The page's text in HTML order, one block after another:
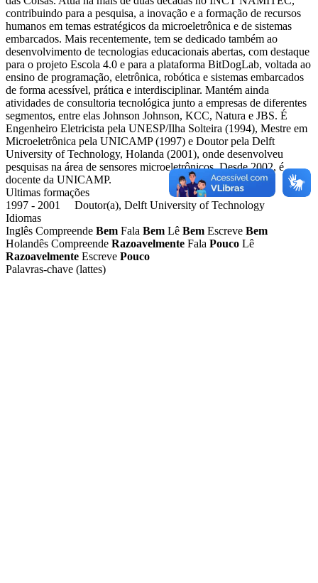
contribuindo para a pesquisa, a inovação e a formação de recursos
humanos em temas estratégicos da microeletrônica e de sistemas
embarcados. Mais recentemente, tem se dedicado também ao
desenvolvimento de tecnologias educacionais abertas, com destaque
para o projeto Escola 4.0 e para a plataforma BitDogLab, voltada ao
ensino de programação, eletrônica, robótica e sistemas embarcados
de forma acessível, prática e interdisciplinar. Mantém ainda
atividades de consultoria tecnológica junto a empresas de diferentes
segmentos, entre elas Johnson Johnson, KCC, Natura e JBS. É
Engenheiro Eletricista pela UNESP/Ilha Solteira (1994), Mestre em
Microeletrônica pela UNICAMP (1997) e Doutor pela Delft
University of Technology, Holanda (2001), onde desenvolveu
pesquisas na área de sensores microeletrônicos. Desde 2002, é
docente da UNICAMP.
Ultimas formações
1997 - 2001 Doutor(a), Delft University of Technology
Idiomas
Inglês Compreende Bem Fala Bem Lê Bem Escreve Bem
Holandês Compreende Razoavelmente Fala Pouco Lê
Razoavelmente Escreve Pouco
Palavras-chave (lattes)